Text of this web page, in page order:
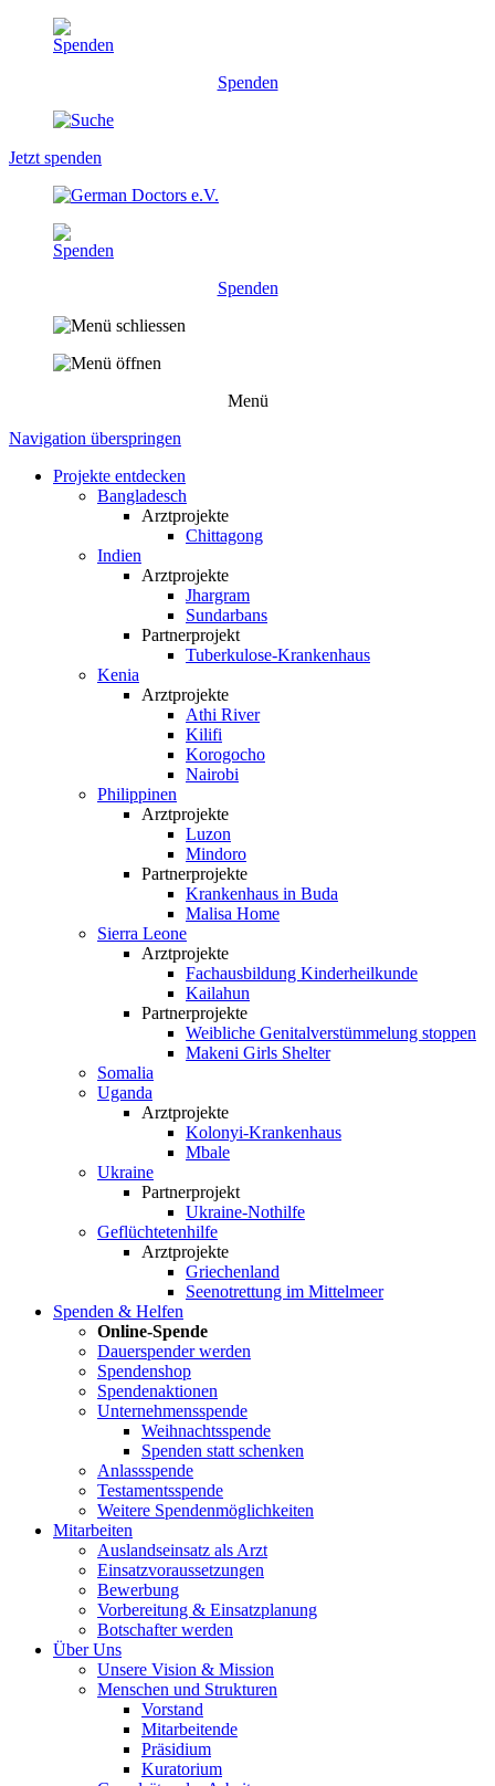
Spenden
Jetzt spenden
Spenden
Menü
Navigation überspringen
Projekte entdecken
Bangladesch
Arztprojekte
Chittagong
Indien
Arztprojekte
Jhargram
Sundarbans
Partnerprojekt
Tuberkulose-Krankenhaus
Kenia
Arztprojekte
Athi River
Kilifi
Korogocho
Nairobi
Philippinen
Arztprojekte
Luzon
Mindoro
Partnerprojekte
Krankenhaus in Buda
Malisa Home
Sierra Leone
Arztprojekte
Fachausbildung Kinderheilkunde
Kailahun
Partnerprojekte
Weibliche Genital­verstümmelung stoppen
Makeni Girls Shelter
Somalia
Uganda
Arztprojekte
Kolonyi-Krankenhaus
Mbale
Ukraine
Partnerprojekt
Ukraine-Nothilfe
Geflüchtetenhilfe
Arztprojekte
Griechenland
Seenotrettung im Mittelmeer
Spenden & Helfen
Online-Spende
Dauerspender werden
Spendenshop
Spendenaktionen
Unternehmens­spende
Weihnachtsspende
Spenden statt schenken
Anlassspende
Testamentsspende
Weitere Spenden­möglichkeiten
Mitarbeiten
Auslandseinsatz als Arzt
Einsatzvoraussetzungen
Bewerbung
Vorbereitung & Einsatzplanung
Botschafter werden
Über Uns
Unsere Vision & Mission
Menschen und Strukturen
Vorstand
Mitarbeitende
Präsidium
Kuratorium